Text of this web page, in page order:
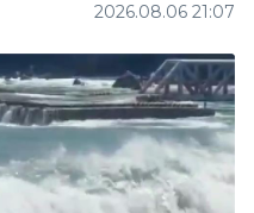
2026.08.06 21:07